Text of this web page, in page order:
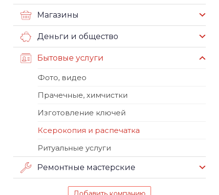
Магазины
Деньги и общество
Бытовые услуги
Фото, видео
Прачечные, химчистки
Изготовление ключей
Ксерокопия и распечатка
Ритуальные услуги
Ремонтные мастерские